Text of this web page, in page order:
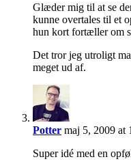
Glæder mig til at se
kunne overtales til et
hun kort fortæller om
Det tror jeg utroligt
meget ud af.
Potter maj 5, 2009 at
Super idé med en